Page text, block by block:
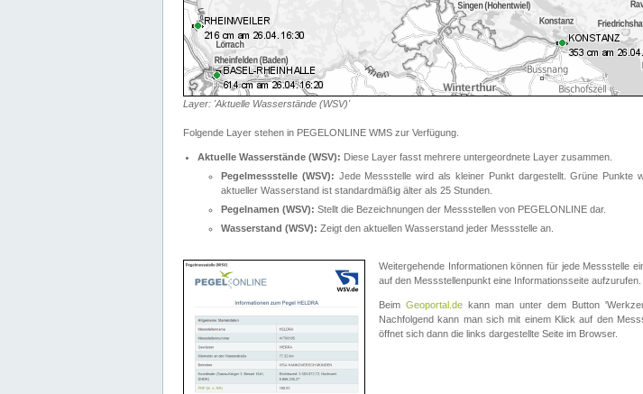
Layer: 'Aktuelle Wasserstände (WSV)'
Folgende Layer stehen in PEGELONLINE WMS zur Verfügung.
Aktuelle Wasserstände (WSV): Diese Layer fasst mehrere untergeordnete Layer zusammen.
Pegelmessstelle (WSV): Jede Messstelle wird als kleiner Punkt dargestellt. Grüne Punkte
aktueller Wasserstand ist standardmäßig älter als 25 Stunden.
Pegelnamen (WSV): Stellt die Bezeichnungen der Messstellen von PEGELONLINE dar.
Wasserstand (WSV): Zeigt den aktuellen Wasserstand jeder Messstelle an.
Weitergehende Informationen können für jede Messstelle
auf den Messstellenpunkt eine Informationsseite aufzurufen.
Beim Geoportal.de kann man unter dem Button
Nachfolgend kann man sich mit einem Klick auf den
öffnet sich dann die links dargestellte Seite im Browser.